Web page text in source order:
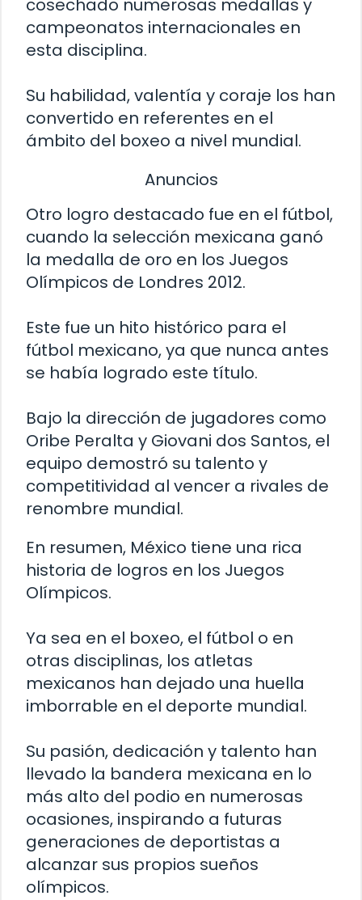
cosechado numerosas medallas y
campeonatos internacionales en
esta disciplina.
Su habilidad, valentía y coraje los han
convertido en referentes en el
ámbito del boxeo a nivel mundial.
Anuncios
Otro logro destacado fue en el fútbol,
cuando la selección mexicana ganó
la medalla de oro en los Juegos
Olímpicos de Londres 2012.
Este fue un hito histórico para el
fútbol mexicano, ya que nunca antes
se había logrado este título.
Bajo la dirección de jugadores como
Oribe Peralta y Giovani dos Santos, el
equipo demostró su talento y
competitividad al vencer a rivales de
renombre mundial.
En resumen, México tiene una rica
historia de logros en los Juegos
Olímpicos.
Ya sea en el boxeo, el fútbol o en
otras disciplinas, los atletas
mexicanos han dejado una huella
imborrable en el deporte mundial.
Su pasión, dedicación y talento han
llevado la bandera mexicana en lo
más alto del podio en numerosas
ocasiones, inspirando a futuras
generaciones de deportistas a
alcanzar sus propios sueños
olímpicos.